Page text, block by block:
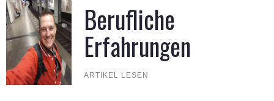
Berufliche
Erfahrungen
ARTIKEL LESEN